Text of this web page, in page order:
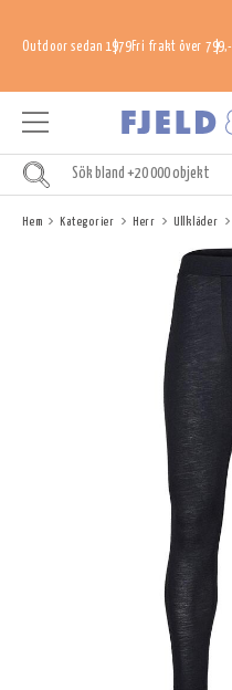
Outdoor sedan 1979Fri frakt över 799,-
Hem Kategorier Herr Ullkläder